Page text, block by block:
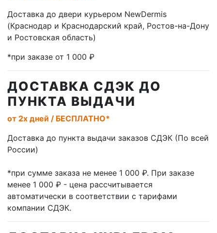
Доставка до двери курьером NewDermis
(Краснодар и Краснодарский край, Ростов-на-Дону
и Ростовская область)
*при заказе от 1 000 ₽
ДОСТАВКА СДЭК ДО
ПУНКТА ВЫДАЧИ
от 2х дней / БЕСПЛАТНО*
Доставка до пункта выдачи заказов СДЭК (По всей
России)
*при сумме заказа не менее 1 000 ₽. При заказе
менее 1 000 ₽ - цена рассчитывается
автоматически в соответствии с тарифами
компании СДЭК.